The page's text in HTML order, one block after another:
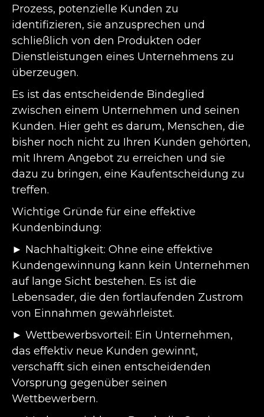
Prozess, potenzielle Kunden zu
identifizieren, sie anzusprechen und
schließlich von den Produkten oder
Dienstleistungen eines Unternehmens zu
überzeugen.
Es ist das entscheidende Bindeglied
zwischen einem Unternehmen und seinen
Kunden. Hier geht es darum, Menschen, die
bisher noch nicht zu Ihren Kunden gehörten,
mit Ihrem Angebot zu erreichen und sie
dazu zu bringen, eine Kaufentscheidung zu
treffen.
Wichtige Gründe für eine effektive
Kundenbindung:
► Nachhaltigkeit: Ohne eine effektive
Kundengewinnung kann kein Unternehmen
auf lange Sicht bestehen. Es ist die
Lebensader, die den fortlaufenden Zustrom
von Einnahmen gewährleistet.
► Wettbewerbsvorteil: Ein Unternehmen,
das effektiv neue Kunden gewinnt,
verschafft sich einen entscheidenden
Vorsprung gegenüber seinen
Wettbewerbern.